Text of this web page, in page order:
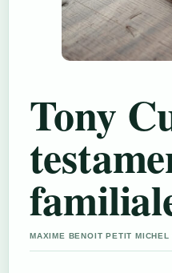
Tony
MAXIME BENOIT PETIT